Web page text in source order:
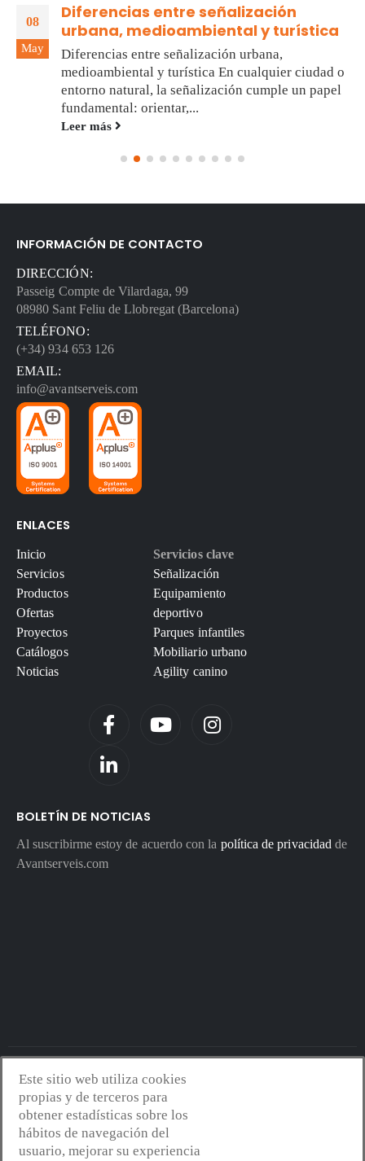
08
May
Diferencias entre señalización
urbana, medioambiental y turística
Diferencias entre señalización urbana,
medioambiental y turística En cualquier ciudad o
entorno natural, la señalización cumple un papel
fundamental: orientar,...
Leer más
INFORMACIÓN DE CONTACTO
DIRECCIÓN:
Passeig Compte de Vilardaga, 99
08980 Sant Feliu de Llobregat (Barcelona)
TELÉFONO:
(+34) 934 653 126
EMAIL:
info@avantserveis.com
ENLACES
Inicio
Servicios
Productos
Ofertas
Proyectos
Catálogos
Noticias
Servicios clave
Señalización
Equipamiento
deportivo
Parques infantiles
Mobiliario urbano
Agility canino
BOLETÍN DE NOTICIAS
Al suscribirme estoy de acuerdo con la política de privacidad de
Avantserveis.com
Avantserveis.com -Aviso legal - GDPR
Política de cookies-Política de calidad y medio ambiente
web:Mejorconweb
Este sitio web utiliza cookies
propias y de terceros para
obtener estadísticas sobre los
hábitos de navegación del
usuario, mejorar su experiencia